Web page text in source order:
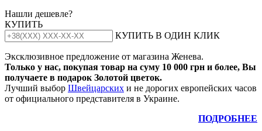
Нашли дешевле?
КУПИТЬ
КУПИТЬ В ОДИН КЛИК
Эксклюзивное предложение от магазина Женева.
Только у нас, покупая товар на суму 10 000 грн и более, Вы
получаете в подарок Золотой цветок.
Лучший выбор Швейцарских и не дорогих европейских часов
от официального представителя в Украине.
ПОДРОБНЕЕ